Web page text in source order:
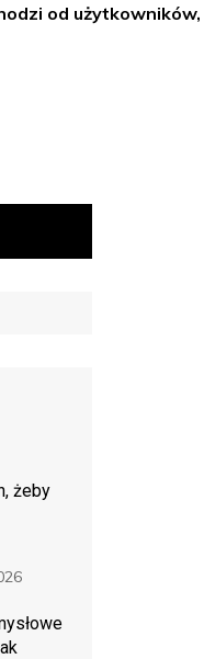
od użytkowników,
żeby